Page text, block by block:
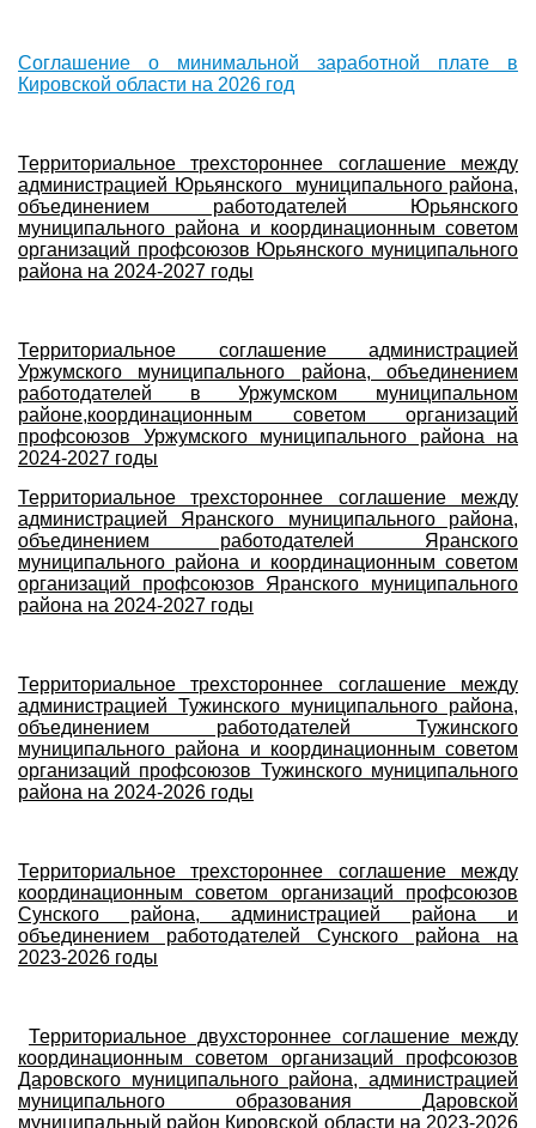
Соглашение о минимальной заработной плате в
Кировской области на 2026 год
Территориальное трехстороннее соглашение между
администрацией Юрьянского муниципального района,
объединением работодателей Юрьянского
муниципального района и координационным советом
организаций профсоюзов Юрьянского муниципального
района на 2024-2027 годы
Территориальное соглашение администрацией
Уржумского муниципального района, объединением
работодателей в Уржумском муниципальном
районе,координационным советом организаций
профсоюзов Уржумского муниципального района на
2024-2027 годы
Территориальное трехстороннее соглашение между
администрацией Яранского муниципального района,
объединением работодателей Яранского
муниципального района и координационным советом
организаций профсоюзов Яранского муниципального
района на 2024-2027 годы
Территориальное трехстороннее соглашение между
администрацией Тужинского муниципального района,
объединением работодателей Тужинского
муниципального района и координационным советом
организаций профсоюзов Тужинского муниципального
района на 2024-2026 годы
Территориальное трехстороннее соглашение между
координационным советом организаций профсоюзов
Сунского района, администрацией района и
объединением работодателей Сунского района на
2023-2026 годы
Территориальное двухстороннее соглашение между
координационным советом организаций профсоюзов
Даровского муниципального района, администрацией
муниципального образования Даровской
муниципальный район Кировской области на 2023-2026